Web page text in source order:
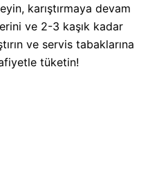
karıştırmaya devam
ve 2-3 kaşık kadar
ve servis tabaklarına
tüketin!